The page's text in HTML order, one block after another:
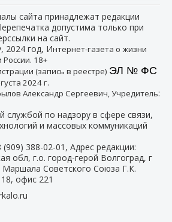
сайта принадлежат редакции
допустима только при
на сайт.
2024 год, Интернет-газета о жизни
России. 18+
(запись в реестре) ЭЛ № ФС
2024 г.
Александр Сергеевич, Учредитель:
службой по надзору в сфере связи,
и массовых коммуникаций
(909) 388-02-01 , Адрес редакции:
обл, г.о. город-герой Волгоград, г
Маршала Советского Союза Г.К.
офис 221